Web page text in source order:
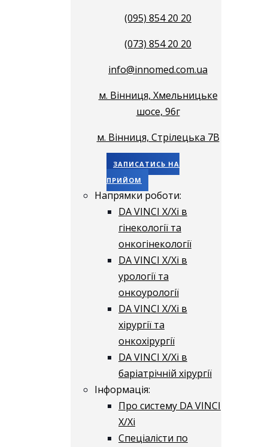
(095) 854 20 20
(073) 854 20 20
info@innomed.com.ua
м. Вінниця, Хмельницьке
шосе, 96г
м. Вінниця, Стрілецька 7В
ЗАПИСАТИСЬ НА
ПРИЙОМ
Напрямки роботи:
DA VINCI X/Xі в
гінекології та
онкогінекології
DA VINCI X/Xі в
урології та
онкоурології
DA VINCI X/Xі в
хірургії та
онкохірургії
DA VINCI X/Xі в
баріатрічній хірургії
Інформація:
Про систему DA VINCI
X/Xі
Спеціалісти по